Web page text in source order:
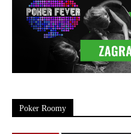
Poker Roomy